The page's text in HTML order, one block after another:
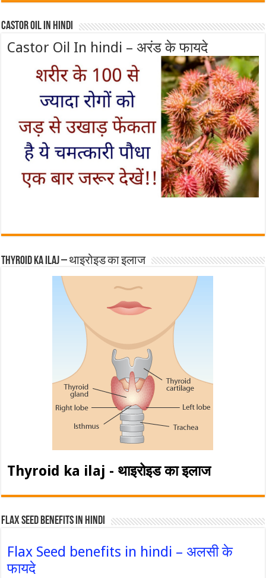
Castor Oil In Hindi
Castor Oil In hindi – अरंड के फायदे
Thyroid ka ilaj – थाइरोइड का इलाज
Thyroid ka ilaj - थाइरोइड का इलाज
Flax Seed Benefits in hindi
Flax Seed benefits in hindi – अलसी के
फायदे